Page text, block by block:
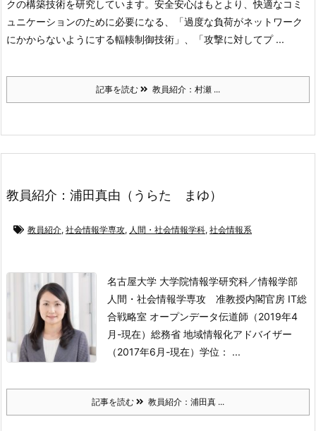
クの構築技術を研究しています。安全安心はもとより、快適なコミ
ュニケーションのために必要になる、「過度な負荷がネットワーク
にかからないようにする輻輳制御技術」、「攻撃に対してプ ...
記事を読む 教員紹介：村瀬 ...
教員紹介：浦田真由（うらた まゆ）
教員紹介, 社会情報学専攻, 人間・社会情報学科, 社会情報系
名古屋大学 大学院情報学研究科／情報学部
人間・社会情報学専攻 准教授内閣官房 IT総
合戦略室 オープンデータ伝道師（2019年4
月-現在） 総務省 地域情報化アドバイザー
（2017年6月-現在） 学位： ...
記事を読む 教員紹介：浦田真 ...